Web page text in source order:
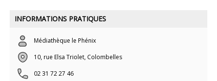
INFORMATIONS PRATIQUES
Médiathèque le Phénix
10, rue Elsa Triolet, Colombelles
02 31 72 27 46